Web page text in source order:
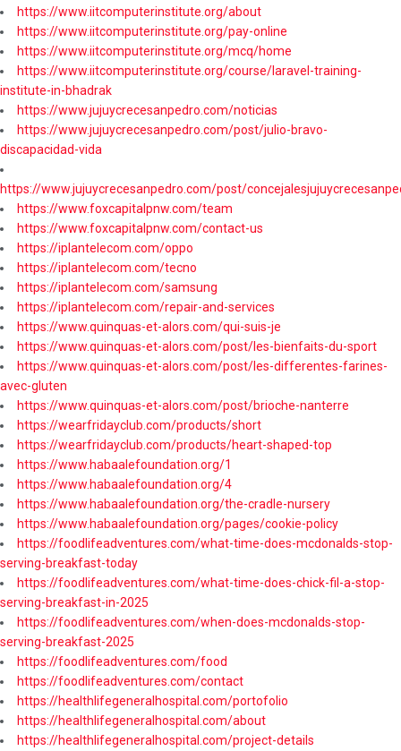
https://www.iitcomputerinstitute.org/about
https://www.iitcomputerinstitute.org/pay-online
https://www.iitcomputerinstitute.org/mcq/home
https://www.iitcomputerinstitute.org/course/laravel-training-
institute-in-bhadrak
https://www.jujuycrecesanpedro.com/noticias
https://www.jujuycrecesanpedro.com/post/julio-bravo-
discapacidad-vida
https://www.jujuycrecesanpedro.com/post/
https://www.foxcapitalpnw.com/team
https://www.foxcapitalpnw.com/contact-us
https://iplantelecom.com/oppo
https://iplantelecom.com/tecno
https://iplantelecom.com/samsung
https://iplantelecom.com/repair-and-services
https://www.quinquas-et-alors.com/qui-suis-je
https://www.quinquas-et-alors.com/post/les-bienfaits-du-sport
https://www.quinquas-et-alors.com/post/les-differentes-farines-
avec-gluten
https://www.quinquas-et-alors.com/post/brioche-nanterre
https://wearfridayclub.com/products/short
https://wearfridayclub.com/products/heart-shaped-top
https://www.habaalefoundation.org/1
https://www.habaalefoundation.org/4
https://www.habaalefoundation.org/the-cradle-nursery
https://www.habaalefoundation.org/pages/cookie-policy
https://foodlifeadventures.com/what-time-does-mcdonalds-stop-
serving-breakfast-today
https://foodlifeadventures.com/what-time-does-chick-fil-a-stop-
serving-breakfast-in-2025
https://foodlifeadventures.com/when-does-mcdonalds-stop-
serving-breakfast-2025
https://foodlifeadventures.com/food
https://foodlifeadventures.com/contact
https://healthlifegeneralhospital.com/portofolio
https://healthlifegeneralhospital.com/about
https://healthlifegeneralhospital.com/project-details